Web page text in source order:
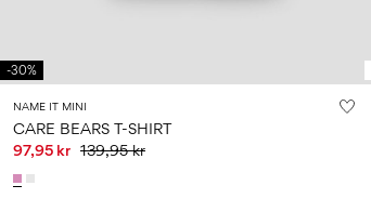
-30%
NAME IT MINI
CARE BEARS T-SHIRT
97,95 kr 139,95 kr